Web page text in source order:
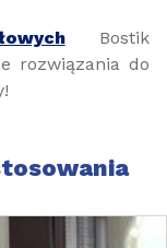
Bostik
rozwiązania do